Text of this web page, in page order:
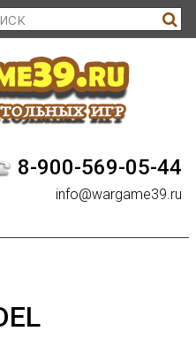
8-900-569-05-44
info@wargame39.ru